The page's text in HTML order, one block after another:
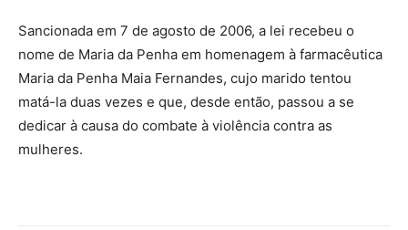
Sancionada em 7 de agosto de 2006, a lei recebeu o
nome de Maria da Penha em homenagem à farmacêutica
Maria da Penha Maia Fernandes, cujo marido tentou
matá-la duas vezes e que, desde então, passou a se
dedicar à causa do combate à violência contra as
mulheres.